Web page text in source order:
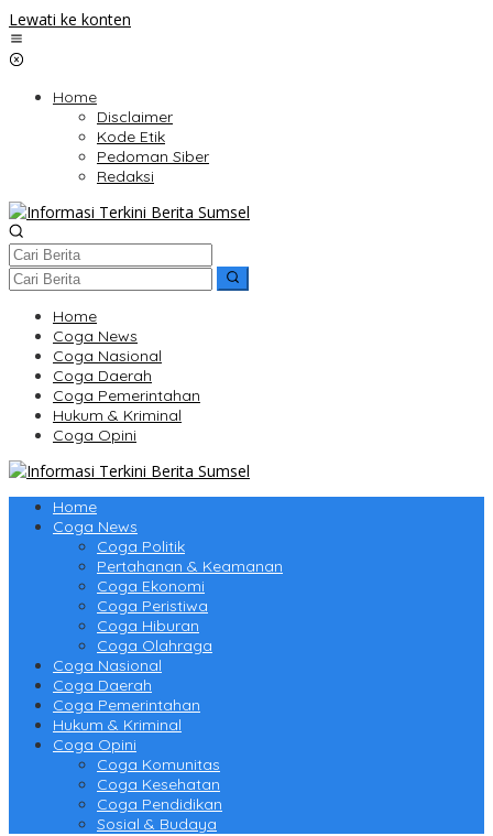
Lewati ke konten
Home
Disclaimer
Kode Etik
Pedoman Siber
Redaksi
Home
Coga News
Coga Nasional
Coga Daerah
Coga Pemerintahan
Hukum & Kriminal
Coga Opini
Home
Coga News
Coga Politik
Pertahanan & Keamanan
Coga Ekonomi
Coga Peristiwa
Coga Hiburan
Coga Olahraga
Coga Nasional
Coga Daerah
Coga Pemerintahan
Hukum & Kriminal
Coga Opini
Coga Komunitas
Coga Kesehatan
Coga Pendidikan
Sosial & Budaya